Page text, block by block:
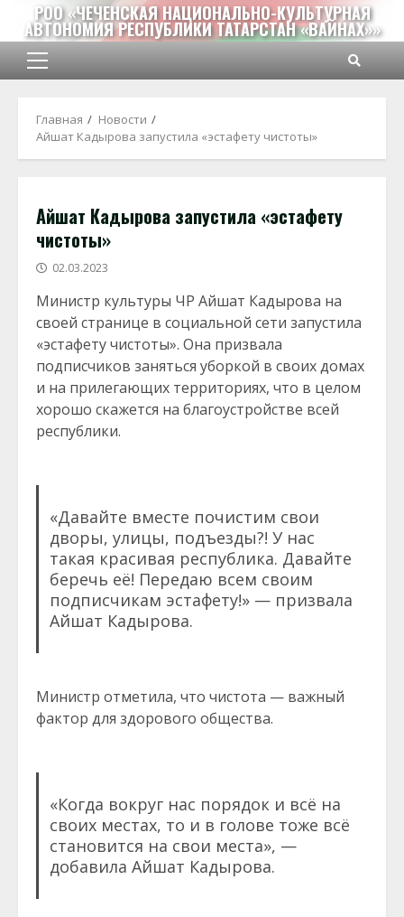
Перейти
содержимому
РОО «ЧЕЧЕНСКАЯ НАЦИОНАЛЬНО-КУЛЬТУРНАЯ
АВТОНОМИЯ РЕСПУБЛИКИ ТАТАРСТАН «ВАЙНАХ»»
Основное
Главная
Новости
Айшат Кадырова запустила «эстафету чистоты»
Айшат Кадырова запустила «эстафету
чистоты»
02.03.2023
Министр культуры ЧР Айшат Кадырова на
своей странице в социальной сети запустила
«эстафету чистоты». Она призвала
подписчиков заняться уборкой в своих домах
и на прилегающих территориях, что в целом
хорошо скажется на благоустройстве всей
республики.
«Давайте вместе почистим свои
дворы, улицы, подъезды?! У нас
такая красивая республика. Давайте
беречь её! Передаю всем своим
подписчикам эстафету!» — призвала
Айшат Кадырова.
Министр отметила, что чистота — важный
фактор для здорового общества.
«Когда вокруг нас порядок и всё на
своих местах, то и в голове тоже всё
становится на свои места», —
добавила Айшат Кадырова.